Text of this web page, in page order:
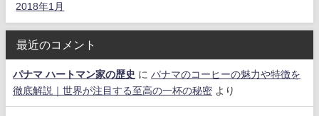
2018年1月
最近のコメント
パナマ ハートマン家の歴史 に パナマのコーヒーの魅力や特徴を
徹底解説｜世界が注目する至高の一杯の秘密 より